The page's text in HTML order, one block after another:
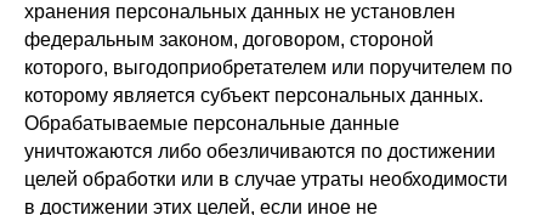
хранения персональных данных не установлен
федеральным законом, договором, стороной
которого, выгодоприобретателем или поручителем по
которому является субъект персональных данных.
Обрабатываемые персональные данные
уничтожаются либо обезличиваются по достижении
целей обработки или в случае утраты необходимости
в достижении этих целей, если иное не